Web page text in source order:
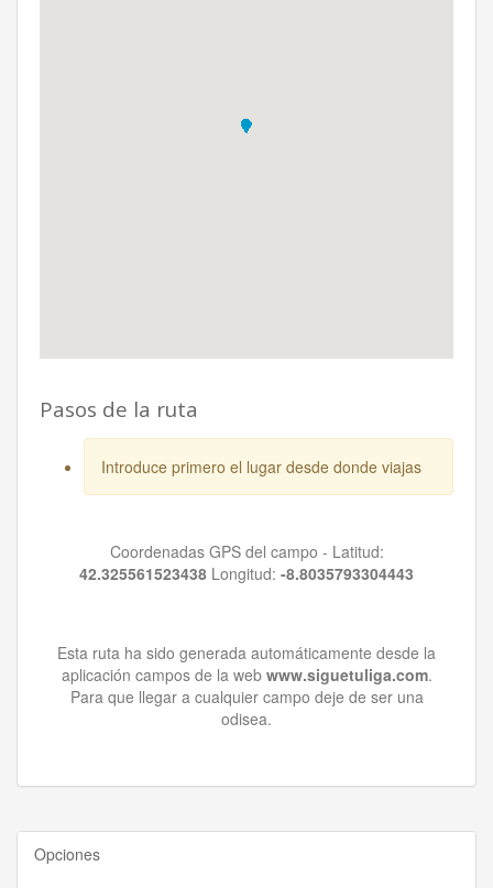
Pasos de la ruta
Introduce primero el lugar desde donde viajas
Coordenadas GPS del campo - Latitud:
42.325561523438 Longitud: -8.8035793304443
Esta ruta ha sido generada automáticamente desde la
aplicación campos de la web www.siguetuliga.com.
Para que llegar a cualquier campo deje de ser una
odisea.
Opciones